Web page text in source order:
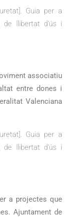
Guia per a
llibertat d’ús i
associatiu
entre dones i
Valenciana
Guia per a
llibertat d’ús i
a projectes que
Ajuntament de